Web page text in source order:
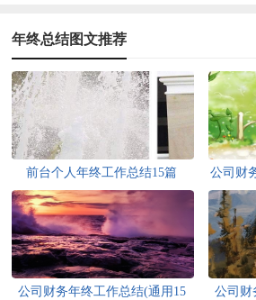
年终总结图文推荐
前台个人年终工作总结15篇 公司财
公司财务年终工作总结(通用15
公司财